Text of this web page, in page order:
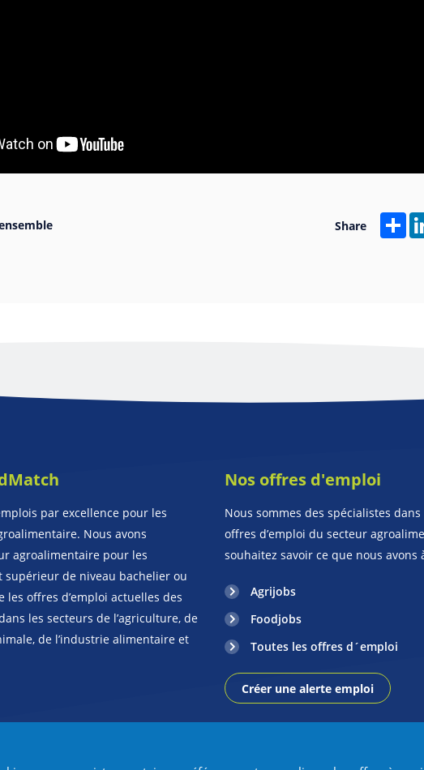
Share
par excellence pour les
Nous avons
agroalimentaire pour les
supérieur de niveau bachelier ou
offres d’emploi actuelles des
les secteurs de l’agriculture, de
de l’industrie alimentaire et
Nos offres d'emploi
Nous sommes des spécialistes
offres d’emploi du secteur
souhaitez savoir ce que nous avons
Agrijobs
Foodjobs
Toutes les offres d´emploi
Créer une alerte emploi